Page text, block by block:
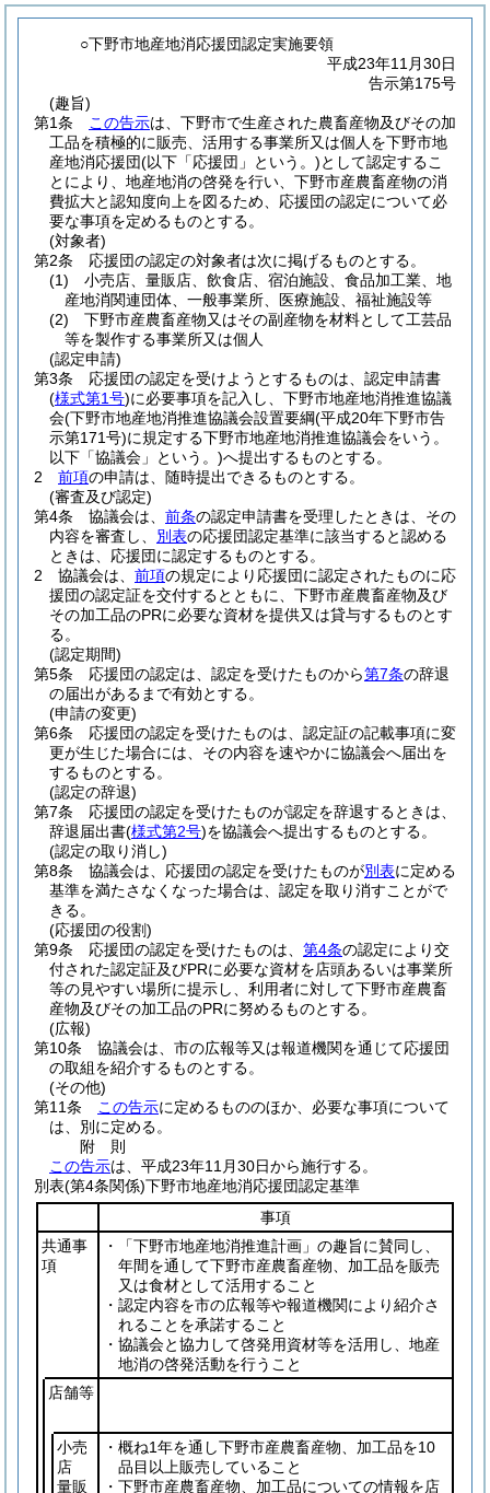
○下野市地産地消応援団認定実施要領
平成23年11月30日
告示第175号
(趣旨)
第1条
この告示は、下野市で生産された農畜産物及びその加
工品を積極的に販売、活用する事業所又は個人を下野市地
産地消応援団(以下「応援団」という。)として認定するこ
とにより、地産地消の啓発を行い、下野市産農畜産物の消
費拡大と認知度向上を図るため、応援団の認定について必
要な事項を定めるものとする。
(対象者)
第2条
応援団の認定の対象者は次に掲げるものとする。
(1)
小売店、量販店、飲食店、宿泊施設、食品加工業、地
産地消関連団体、一般事業所、医療施設、福祉施設等
(2)
下野市産農畜産物又はその副産物を材料として工芸品
等を製作する事業所又は個人
(認定申請)
第3条
応援団の認定を受けようとするものは、認定申請書
(様式第1号)に必要事項を記入し、下野市地産地消推進協議
会(下野市地産地消推進協議会設置要綱(平成20年下野市告
示第171号)に規定する下野市地産地消推進協議会をいう。
以下「協議会」という。)へ提出するものとする。
2
前項の申請は、随時提出できるものとする。
(審査及び認定)
第4条
協議会は、 前条の認定申請書を受理したときは、その
内容を審査し、 別表の応援団認定基準に該当すると認める
ときは、応援団に認定するものとする。
2
協議会は、 前項の規定により応援団に認定されたものに応
援団の認定証を交付するとともに、下野市産農畜産物及び
その加工品のPRに必要な資材を提供又は貸与するものとす
る。
(認定期間)
第5条
応援団の認定は、認定を受けたものから第7条の辞退
の届出があるまで有効とする。
(申請の変更)
第6条
応援団の認定を受けたものは、認定証の記載事項に変
更が生じた場合には、その内容を速やかに協議会へ届出を
するものとする。
(認定の辞退)
第7条
応援団の認定を受けたものが認定を辞退するときは、
辞退届出書(様式第2号)を協議会へ提出するものとする。
(認定の取り消し)
第8条
協議会は、応援団の認定を受けたものが別表に定める
基準を満たさなくなった場合は、認定を取り消すことがで
きる。
(応援団の役割)
第9条
応援団の認定を受けたものは、 第4条の認定により交
付された認定証及びPRに必要な資材を店頭あるいは事業所
等の見やすい場所に提示し、利用者に対して下野市産農畜
産物及びその加工品のPRに努めるものとする。
(広報)
第10条
協議会は、市の広報等又は報道機関を通じて応援団
の取組を紹介するものとする。
(その他)
第11条
この告示に定めるもののほか、必要な事項について
は、別に定める。
附 則
この告示は、平成23年11月30日から施行する。
別表(第4条関係)下野市地産地消応援団認定基準
事項
共通事
項
・「下野市地産地消推進計画」の趣旨に賛同し、
年間を通して下野市産農畜産物、加工品を販売
又は食材として活用すること
・認定内容を市の広報等や報道機関により紹介さ
れることを承諾すること
・協議会と協力して啓発用資材等を活用し、地産
地消の啓発活動を行うこと
店舗等
小売
店
量販
・概ね1年を通し下野市産農畜産物、加工品を10
品目以上販売していること
・下野市産農畜産物、加工品についての情報を店